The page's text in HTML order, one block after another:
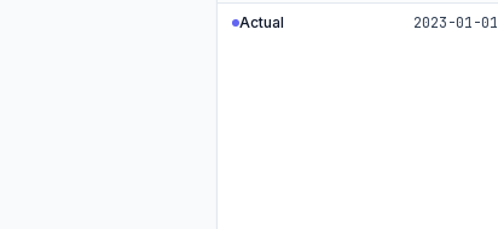
Actual 2023-01-01